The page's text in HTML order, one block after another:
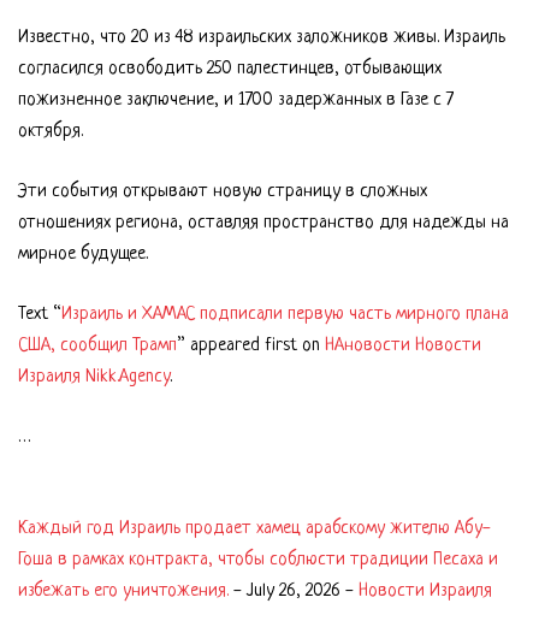
Известно, что 20 из 48 израильских заложников живы. Израиль
согласился освободить 250 палестинцев, отбывающих
пожизненное заключение, и 1700 задержанных в Газе с 7
октября.
Эти события открывают новую страницу в сложных
отношениях региона, оставляя пространство для надежды на
мирное будущее.
Text “Израиль и ХАМАС подписали первую часть мирного плана
США, сообщил Трамп” appeared first on НАновости Новости
Израиля Nikk.Agency.
…
Каждый год Израиль продает хамец арабскому жителю Абу-
Гоша в рамках контракта, чтобы соблюсти традиции Песаха и
избежать его уничтожения. -July 26, 2026 - Новости Израиля